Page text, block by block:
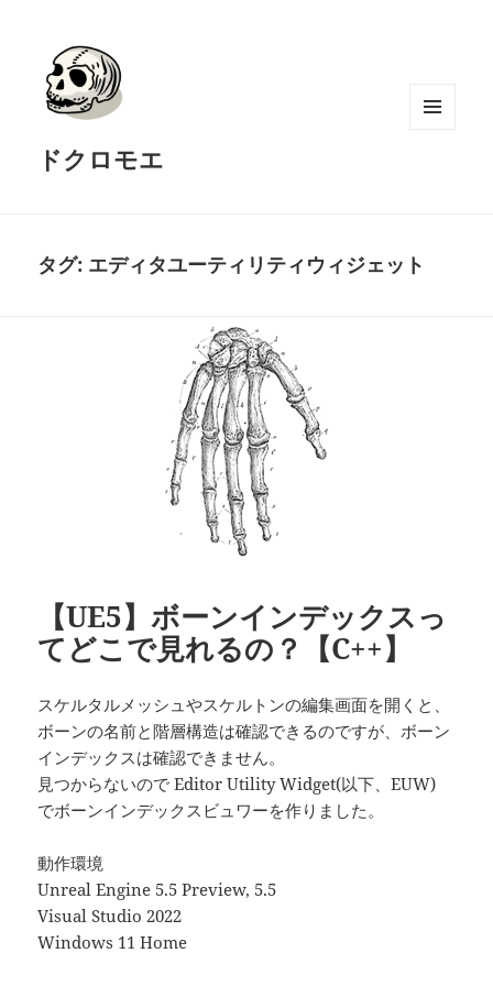
ドクロモエ
タグ: エディタユーティリティウィジェット
【UE5】ボーンインデックスっ
てどこで見れるの？【C++】
スケルタルメッシュやスケルトンの編集画面を開くと、
ボーンの名前と階層構造は確認できるのですが、ボーン
インデックスは確認できません。
見つからないので Editor Utility Widget(以下、EUW)
でボーンインデックスビュワーを作りました。
動作環境
Unreal Engine 5.5 Preview, 5.5
Visual Studio 2022
Windows 11 Home